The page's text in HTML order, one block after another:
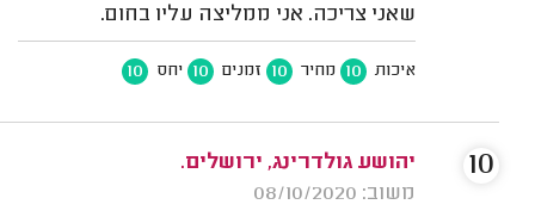
שאני צריכה. אני ממליצה עליו בחום.
איכות 10 מחיר 10 זמנים 10 יחס 10
יהושע גולדרינג, ירושלים.
משוב: 08/10/2020
10